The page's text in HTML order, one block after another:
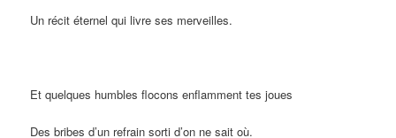
Un récit éternel qui livre ses merveilles.
Et quelques humbles flocons enflamment tes joues
Des bribes d’un refrain sorti d’on ne sait où.